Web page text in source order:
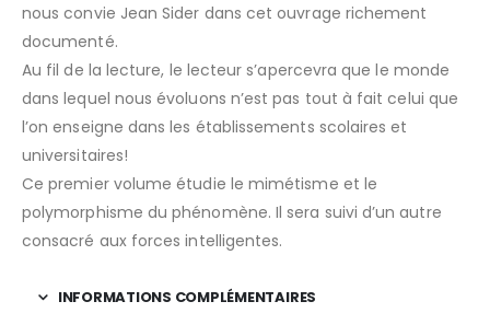
nous convie Jean Sider dans cet ouvrage richement
documenté.
Au fil de la lecture, le lecteur s’apercevra que le monde
dans lequel nous évoluons n’est pas tout à fait celui que
l’on enseigne dans les établissements scolaires et
universitaires!
Ce premier volume étudie le mimétisme et le
polymorphisme du phénomène. Il sera suivi d’un autre
consacré aux forces intelligentes.
INFORMATIONS COMPLÉMENTAIRES